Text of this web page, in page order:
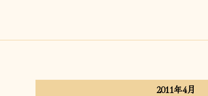
2011年4月